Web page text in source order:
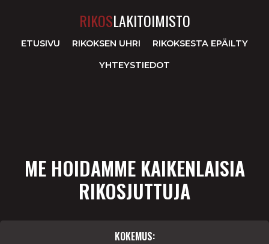
RIKOSLAKITOIMISTO
ETUSIVU RIKOKSEN UHRI
RIKOKSESTA EPÄILTY
YHTEYSTIEDOT
ME HOIDAMME KAIKENLAISIA
RIKOSJUTTUJA
KOKEMUS: